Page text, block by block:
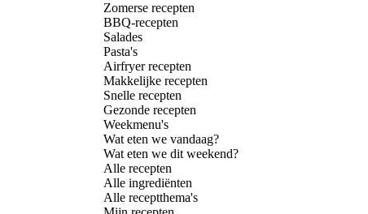
Zomerse recepten
BBQ-recepten
Salades
Pasta's
Airfryer recepten
Makkelijke recepten
Snelle recepten
Gezonde recepten
Weekmenu's
Wat eten we vandaag?
Wat eten we dit weekend?
Alle recepten
Alle ingrediënten
Alle receptthema's